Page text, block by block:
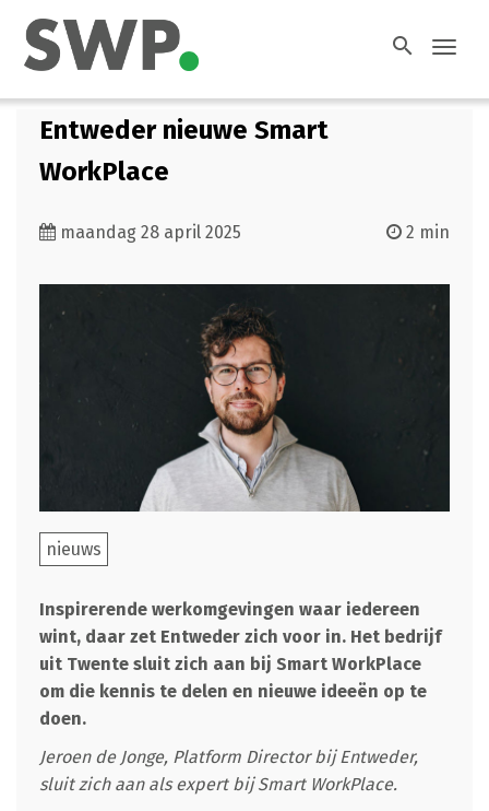
search
Entweder nieuwe Smart
WorkPlace
maandag 28 april 2025 2 min
nieuws
Inspirerende werkomgevingen waar iedereen
wint, daar zet Entweder zich voor in. Het bedrijf
uit Twente sluit zich aan bij Smart WorkPlace
om die kennis te delen en nieuwe ideeën op te
doen.
Jeroen de Jonge, Platform Director bij Entweder,
sluit zich aan als expert bij Smart WorkPlace.